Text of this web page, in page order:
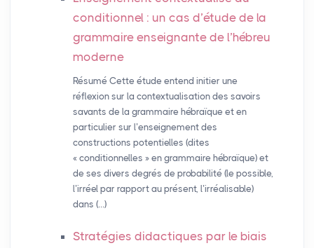
conditionnel : un cas d’étude de la
grammaire enseignante de l’hébreu
moderne
Résumé Cette étude entend initier une
réflexion sur la contextualisation des savoirs
savants de la grammaire hébraïque et en
particulier sur l’enseignement des
constructions potentielles (dites
« conditionnelles » en grammaire hébraïque) et
de ses divers degrés de probabilité (le possible,
l’irréel par rapport au présent, l’irréalisable)
dans (…)
Stratégies didactiques par le biais